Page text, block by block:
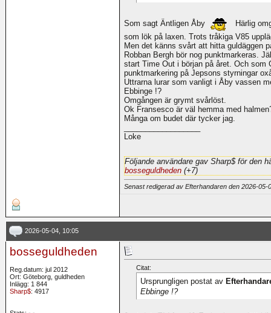
Som sagt Äntligen Åby
Härlig
som lök på laxen. Trots tråkiga V85
Men det känns svårt att hitta guldäggen
Robban Bergh bör nog punktmarkeras.
start Time Out i början på året. Och som
punktmarkering på Jepsons styrningar
Uttrarna lurar som vanligt i Åby vassen
Ebbinge !?
Omgången är grymt svårlöst.
Ok Fransesco är väl hemma med
Många om budet där tycker jag.
Loke
Följande användare gav Sharp$ för den
bosseguldheden (+7)
Senast redigerad av Efterhandaren den 2026-
2026-05-04, 10:05
bosseguldheden
Reg.datum: jul 2012
Ort: Göteborg, guldheden
Inlägg: 1 844
Sharp$: 4917
Citat:
Ursprungligen postat av
Ebbinge !?